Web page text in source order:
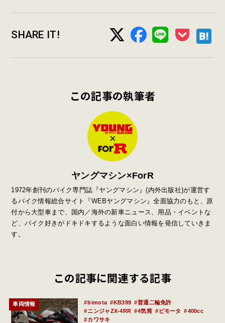
SHARE IT!
この記事の執筆者
ヤングマシン×ForR
1972年創刊のバイク専門誌『ヤングマシン』(内外出版社)が運営す
るバイク情報総合サイト『WEBヤングマシン』全面協力のもと、原
付から大型車まで、国内／海外の新車ニュース、用品・イベントな
ど、バイク好きがドキドキするような面白い情報を発信していきま
す。
この記事に関連する記事
車両情報 bimota KB399
普通二輪免許
ニンジャZX-4RR
4気筒 ビモータ
400cc
カワサキ